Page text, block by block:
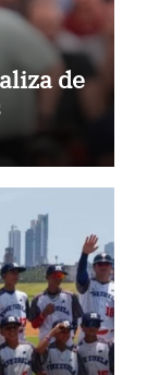
de